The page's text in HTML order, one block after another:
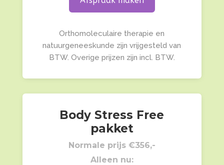
Orthomoleculaire therapie en
natuurgeneeskunde zijn vrijgesteld van
BTW. Overige prijzen zijn incl. BTW.
Body Stress Free
pakket
Normale prijs €356,-
Alleen nu: